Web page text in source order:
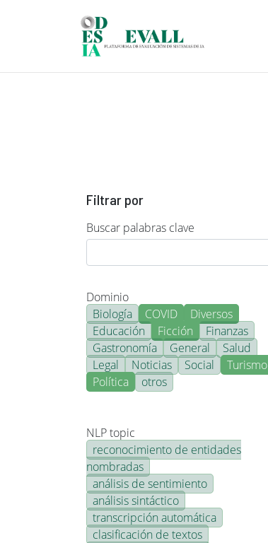
Filtrar por
Buscar palabras clave
Dominio
Biología
COVID
Diversos
Educación
Ficción
Finanzas
Gastronomía
General
Salud
Legal
Noticias Social
Turismo
Política
otros
NLP topic
reconocimiento de entidades
nombradas
análisis de sentimiento
análisis sintáctico
transcripción automática
clasificación de textos